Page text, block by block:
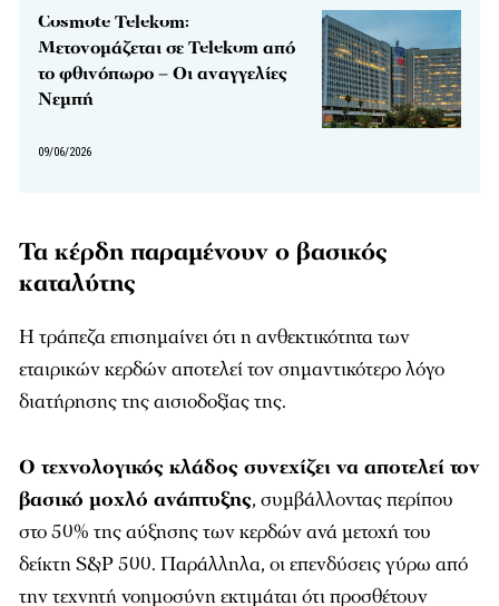
Cosmote Telekom:
Μετονομάζεται σε Telekom από
το φθινόπωρο – Οι αναγγελίες
Νεμπή
09/06/2026
Τα κέρδη παραμένουν ο βασικός
καταλύτης
Η τράπεζα επισημαίνει ότι η ανθεκτικότητα των
εταιρικών κερδών αποτελεί τον σημαντικότερο λόγο
διατήρησης της αισιοδοξίας της.
Ο τεχνολογικός κλάδος συνεχίζει να αποτελεί τον
βασικό μοχλό ανάπτυξης, συμβάλλοντας περίπου
στο 50% της αύξησης των κερδών ανά μετοχή του
δείκτη S&P 500. Παράλληλα, οι επενδύσεις γύρω από
την τεχνητή νοημοσύνη εκτιμάται ότι προσθέτουν